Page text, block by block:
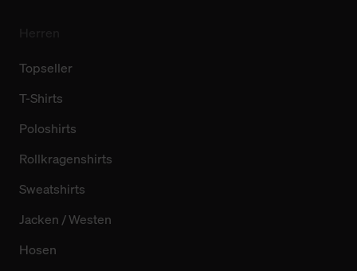
Topseller
T-Shirts
Poloshirts
Rollkragenshirts
Sweatshirts
Jacken / Westen
Hosen